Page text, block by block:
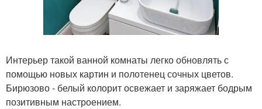
Интерьер такой ванной комнаты легко обновлять с
помощью новых картин и полотенец сочных цветов.
Бирюзово - белый колорит освежает и заряжает бодрым
позитивным настроением.